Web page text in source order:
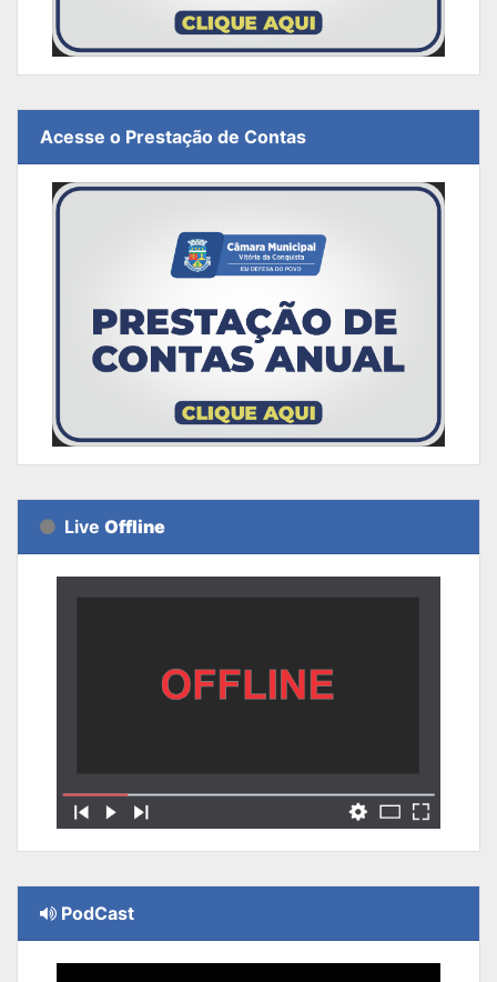
Acesse o Prestação de Contas
Live Offline
PodCast